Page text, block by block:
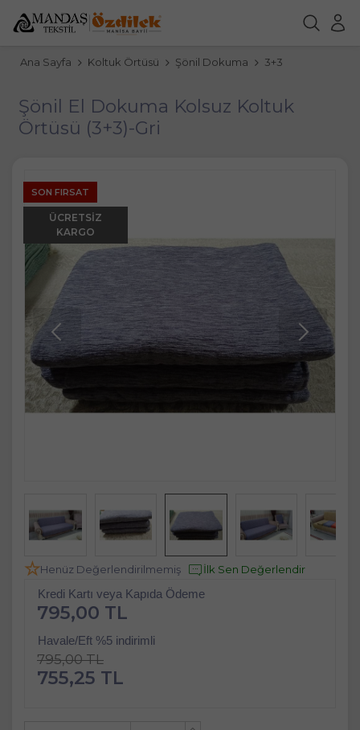
Ana Sayfa Koltuk Örtüsü Şönil Dokuma 3+3
Şönil El Dokuma Kolsuz Koltuk
Örtüsü (3+3)-Gri
SON FIRSAT
ÜCRETSIZ
KARGO
Henüz Değerlendirilmemiş İlk Sen Değerlendir
Kredi Kartı veya Kapıda Ödeme
795,00 TL
Havale/Eft %5 indirimli
795,00 TL
755,25 TL